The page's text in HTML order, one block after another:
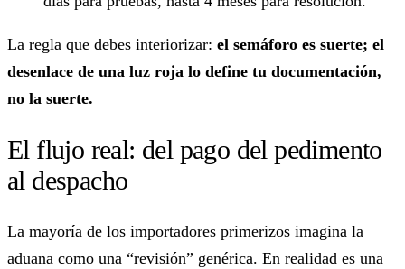
La regla que debes interiorizar: el semáforo es suerte; el
desenlace de una luz roja lo define tu documentación,
no la suerte.
El flujo real: del pago del pedimento
al despacho
La mayoría de los importadores primerizos imagina la
aduana como una “revisión” genérica. En realidad es una